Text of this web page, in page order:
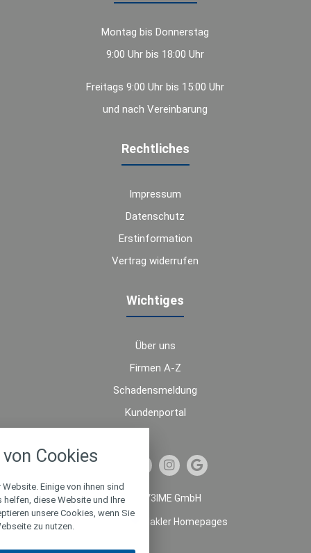
Montag bis Donnerstag
9:00 Uhr bis 18:00 Uhr
Freitags 9:00 Uhr bis 15:00 Uhr
und nach Vereinbarung
Rechtliches
Impressum
Datenschutz
Erstinformation
Vertrag widerrufen
Wichtiges
Über uns
Firmen A-Z
Schadensmeldung
Kundenportal
© 2026 V3IME GmbH
Makler Homepages
Cookies
Einige von ihnen sind
diese Website und Ihre
unsere Cookies, wenn Sie
zu nutzen.
alle verwendeten Cookies und
zu blockieren.
Notwendig
Performance